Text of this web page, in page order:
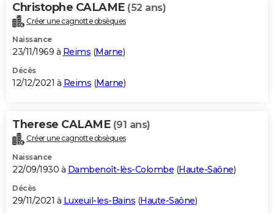
Christophe CALAME (52 ans)
Créer une cagnotte obsèques
Naissance
23/11/1969 à Reims (Marne)
Décès
12/12/2021 à Reims (Marne)
Therese CALAME (91 ans)
Créer une cagnotte obsèques
Naissance
22/09/1930 à Dambenoît-lès-Colombe (Haute-Saône)
Décès
29/11/2021 à Luxeuil-les-Bains (Haute-Saône)